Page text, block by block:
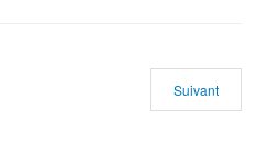
Suivant